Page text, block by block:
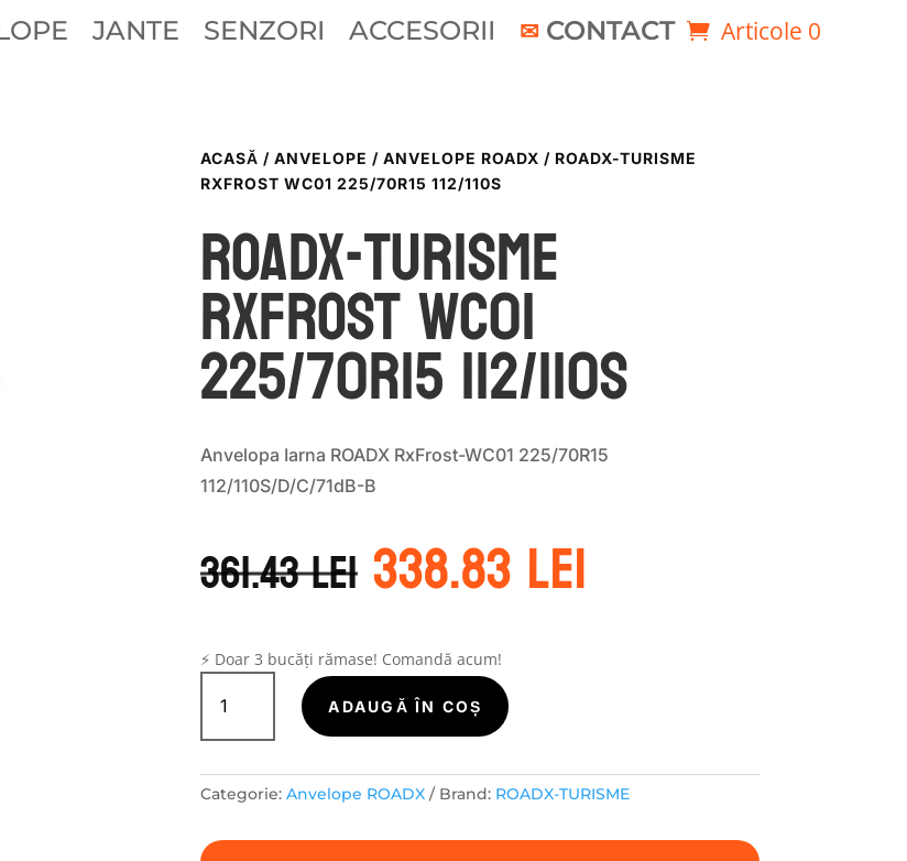
JANTE SENZORI ACCESORII CONTACT Articole 0
ACASĂ / ANVELOPE / ANVELOPE ROADX / ROADX-TURISME
RXFROST WC01 225/70R15 112/110S
ROADX-TURISME
RXFROST WC01
225/70R15 112/110S
Anvelopa Iarna ROADX RxFrost-WC01 225/70R15
112/110S/D/C/71dB-B
361.43leiPrețul
inițial
a
fost:
361.43 lei.
338.83lei
⚡ Doar 3 bucăți rămase! Comandă acum!
Cantitate
ROADX-
TURISME
WC01
225/70R15
112/110S
ADAUGĂ ÎN COȘ
Categorie: Anvelope ROADX Brand: ROADX-TURISME